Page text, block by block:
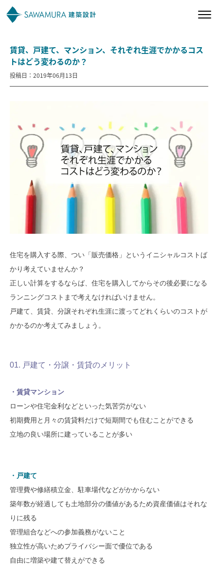
私たちの想い
お客様の声
会社案内
オーナー様向け
イベント参加
資料請求 相談予約
SAWAMURAリフォーム
賃貸、戸建て、マンション、それぞれ生涯でかかるコス
トはどう変わるのか？
投稿日：2019年06月13日
住宅を購入する際、つい「販売価格」というイニシャルコストば
かり考えていませんか？
正しい計算をするならば、住宅を購入してからその後必要になる
ランニングコストまで考えなければいけません。
戸建て、賃貸、分譲それぞれ生涯に渡ってどれくらいのコストが
かかるのか考えてみましょう。
01. 戸建て・分譲・賃貸のメリット
・賃貸マンション
ローンや住宅金利などといった気苦労がない
初期費用と月々の賃貸料だけで短期間でも住むことができる
立地の良い場所に建っていることが多い
・戸建て
管理費や修繕積立金、駐車場代などがかからない
築年数が経過しても土地部分の価値があるため資産価値はそれな
りに残る
管理組合などへの参加義務がないこと
独立性が高いためプライバシー面で優位である
自由に増築や建て替えができる